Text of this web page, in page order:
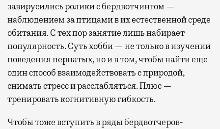
завирусились ролики с бердвотчингом —
наблюдением за птицами в их естественной среде
обитания. С тех пор занятие лишь набирает
популярность. Суть хобби — не только в изучении
поведения пернатых, но и в том, чтобы найти еще
один способ взаимодействовать с природой,
снимать стресс и расслабляться. Плюс —
тренировать когнитивную гибкость.
Чтобы тоже вступить в ряды бердвотчеров-